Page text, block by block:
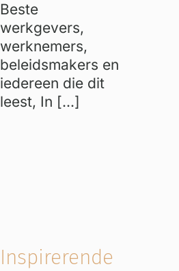
Beste
werkgevers,
werknemers,
beleidsmakers en
iedereen die dit
leest, In [...]
Inspirerende